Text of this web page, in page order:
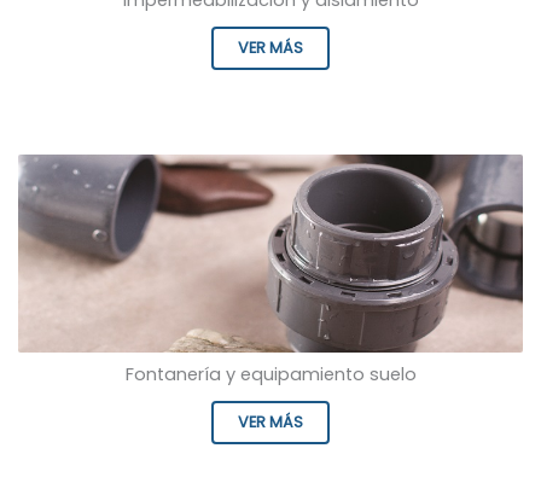
VER MÁS
Fontanería y equipamiento suelo
VER MÁS